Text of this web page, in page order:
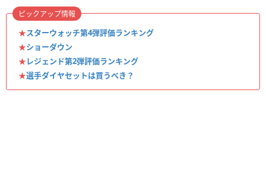
★スターウォッチ第4弾評価ランキング
★ショーダウン
★レジェンド第2弾評価ランキング
★選手ダイヤセットは買うべき？
ピックアップ情報